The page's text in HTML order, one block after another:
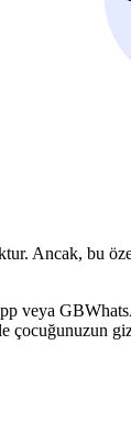
Ancak, bu
veya
çocuğunuzun